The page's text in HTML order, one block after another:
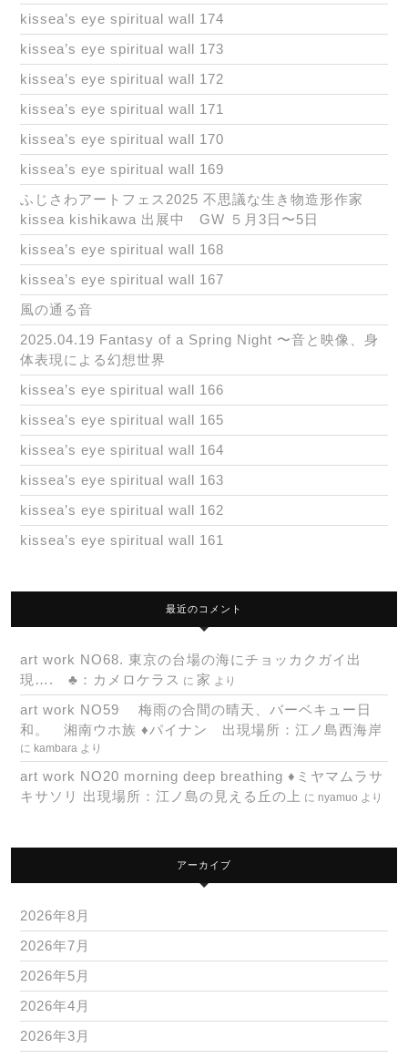
kissea’s eye spiritual wall 174
kissea’s eye spiritual wall 173
kissea’s eye spiritual wall 172
kissea’s eye spiritual wall 171
kissea’s eye spiritual wall 170
kissea’s eye spiritual wall 169
ふじさわアートフェス2025 不思議な生き物造形作家
kissea kishikawa 出展中 GW ５月3日〜5日
kissea’s eye spiritual wall 168
kissea’s eye spiritual wall 167
風の通る音
2025.04.19 Fantasy of a Spring Night 〜音と映像、身
体表現による幻想世界
kissea’s eye spiritual wall 166
kissea’s eye spiritual wall 165
kissea’s eye spiritual wall 164
kissea’s eye spiritual wall 163
kissea’s eye spiritual wall 162
kissea’s eye spiritual wall 161
最近のコメント
art work NO68. 東京の台場の海にチョッカクガイ出
現…. ♣：カメロケラス に 家 より
art work NO59 梅雨の合間の晴天、バーベキュー日
和。 湘南ウホ族 ♦パイナン 出現場所：江ノ島西海岸
に kambara より
art work NO20 morning deep breathing ♦ミヤマムラサ
キサソリ 出現場所：江ノ島の見える丘の上 に nyamuo より
アーカイブ
2026年8月
2026年7月
2026年5月
2026年4月
2026年3月